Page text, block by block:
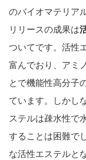
のバイオマテリア
リリースの成果は
ついてです。活性
富んでおり、アミ
とで機能性高分子
ています。しかし
ステルは疎水性で
することは困難で
な活性エステルと